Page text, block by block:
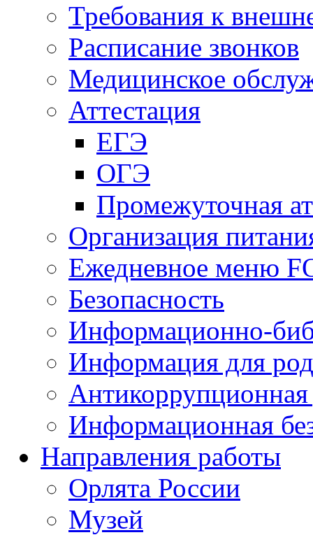
Требования к
Расписание звонков
Медицинское
Аттестация
ЕГЭ
ОГЭ
Промежуточная
Организация
Ежедневное меню
Безопасность
Информационно-
Информация для
Антикоррупционная
Информационная
Направления работы
Орлята России
Музей